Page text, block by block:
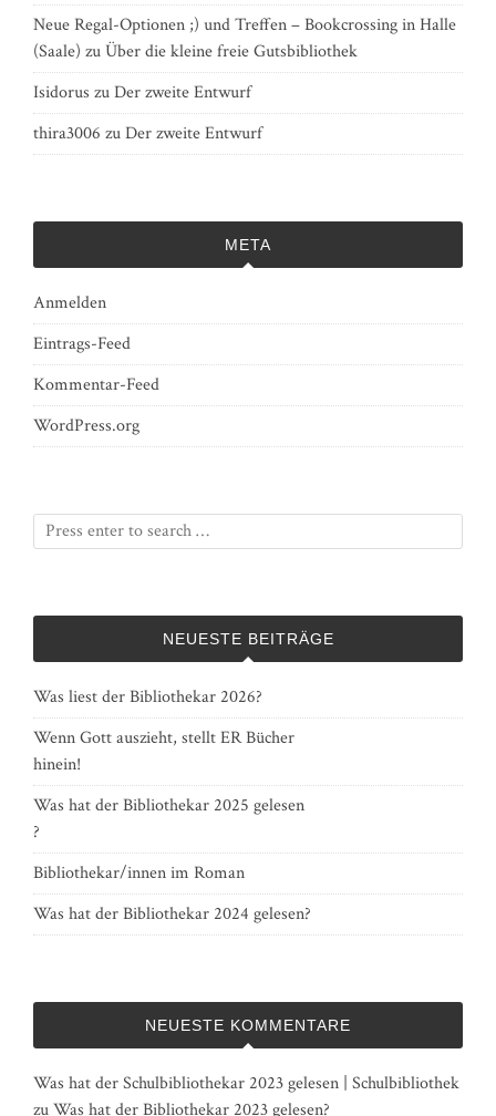
Neue Regal-Optionen ;) und Treffen – Bookcrossing in Halle
(Saale) zuÜber die kleine freie Gutsbibliothek
Isidorus zuDer zweite Entwurf
thira3006 zuDer zweite Entwurf
META
Anmelden
Eintrags-Feed
Kommentar-Feed
WordPress.org
NEUESTE BEITRÄGE
Was liest der Bibliothekar 2026?
Wenn Gott auszieht, stellt ER Bücher
hinein!
Was hat der Bibliothekar 2025 gelesen
?
Bibliothekar/innen im Roman
Was hat der Bibliothekar 2024 gelesen?
NEUESTE KOMMENTARE
Was hat der Schulbibliothekar 2023 gelesen | Schulbibliothek
zuWas hat der Bibliothekar 2023 gelesen?